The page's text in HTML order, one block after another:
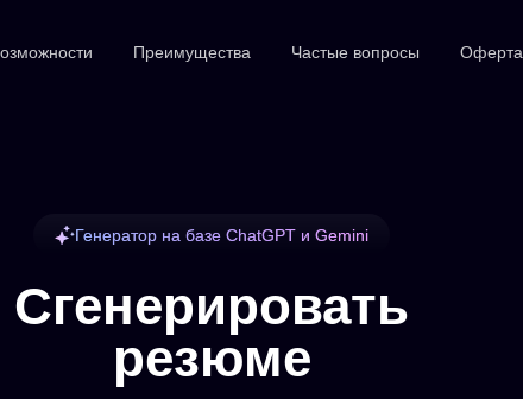
Преимущества Частые вопросы Оферта
Генератор на базе ChatGPT и Gemini
Сгенерировать
резюме